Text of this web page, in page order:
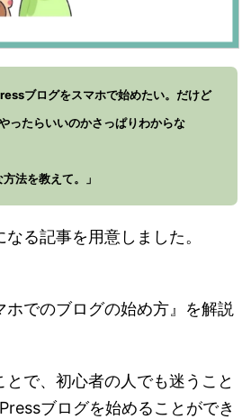
ブログをスマホで始めたい。だけど
ったらいいのかさっぱりわからな
法を教えて。」
る記事を用意しました。
ホでのブログの始め方』を解説
で、初心者の人でも迷うこと
ブログを始めることができ